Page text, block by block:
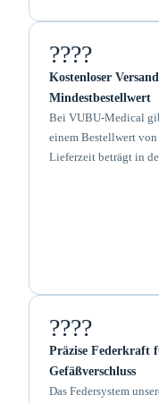
????
Kostenloser
Mindestbestellwert
Bei VUBU-Medical
einem Bestellwert
Lieferzeit beträgt in
????
Präzise Federkraft
Gefäßverschluss
Das Federsystem